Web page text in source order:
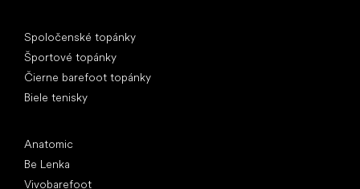
Spoločenské topánky
Športové topánky
Čierne barefoot topánky
Biele tenisky
Anatomic
Be Lenka
Vivobarefoot